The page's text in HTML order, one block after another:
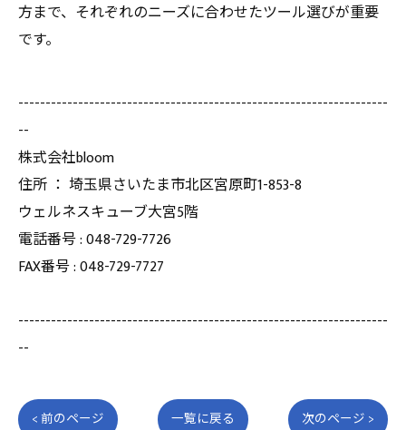
方まで、それぞれのニーズに合わせたツール選びが重要
です。
--------------------------------------------------------------------
--
株式会社bloom
住所 ： 埼玉県さいたま市北区宮原町1-853-8
ウェルネスキューブ大宮5階
電話番号 : 048-729-7726
FAX番号 : 048-729-7727
--------------------------------------------------------------------
--
< 前のページ 一覧に戻る 次のページ >